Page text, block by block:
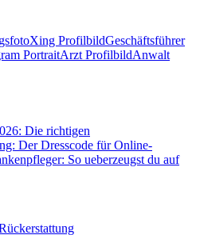
Xing ProfilbildGeschäftsführer
PortraitArzt ProfilbildAnwalt
Die richtigen
Der Dresscode für Online-
So ueberzeugst du auf